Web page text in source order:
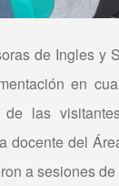
de Ingles y
en
las
docente del
a sesiones